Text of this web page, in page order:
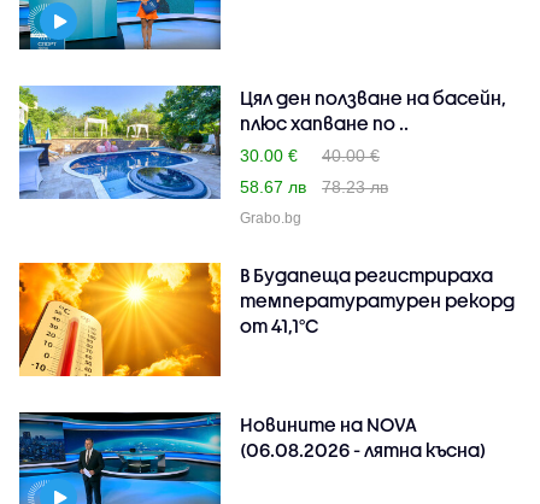
Цял ден ползване на басейн,
плюс хапване по ..
30.00 €
40.00 €
58.67 лв
78.23 лв
Grabo.bg
В Будапеща регистрираха
температуратурен рекорд
от 41,1°C
Новините на NOVA
(06.08.2026 - лятна късна)